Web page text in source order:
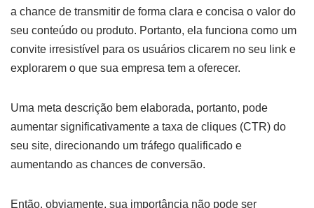
a chance de transmitir de forma clara e concisa o valor do
seu conteúdo ou produto. Portanto, ela funciona como um
convite irresistível para os usuários clicarem no seu link e
explorarem o que sua empresa tem a oferecer.
Uma meta descrição bem elaborada, portanto, pode
aumentar significativamente a taxa de cliques (CTR) do
seu site, direcionando um tráfego qualificado e
aumentando as chances de conversão.
Então, obviamente, sua importância não pode ser